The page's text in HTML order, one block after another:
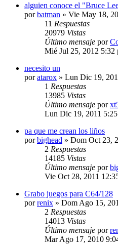
alguien conoce el "Bruce
porbatman » Vie May 18,
11 Respuestas
20979 Vistas
Último mensaje por
Mié Jul 25, 2012 5:32
necesito un
poratarox » Lun Dic 19,
1 Respuestas
13985 Vistas
Último mensaje por
Lun Dic 19, 2011
pa que me crean los liños
porbighead » Dom Oct 23,
2 Respuestas
14185 Vistas
Último mensaje por
Vie Oct 28, 2011
Grabo juegos para C64/128
porrenix » Dom Ago 15,
2 Respuestas
14013 Vistas
Último mensaje por
Mar Ago 17, 2010